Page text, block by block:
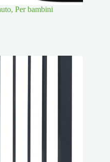
Per bambini